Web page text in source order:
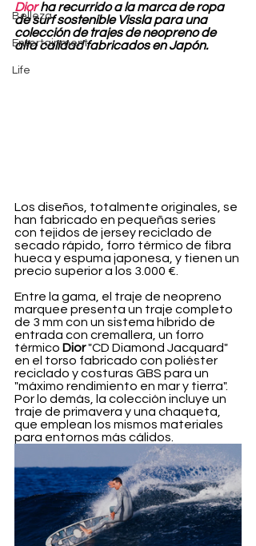
Belleza
Entertainment
Life
Dior ha recurrido a la marca de ropa
de surf sostenible Vissla para una
colección de trajes de neopreno de
alta calidad fabricados en Japón.
Los diseños, totalmente originales, se
han fabricado en pequeñas series
con tejidos de jersey reciclado de
secado rápido, forro térmico de fibra
hueca y espuma japonesa, y tienen un
precio superior a los 3.000 €.
Entre la gama, el traje de neopreno
marquee presenta un traje completo
de 3 mm con un sistema híbrido de
entrada con cremallera, un forro
térmico Dior "CD Diamond Jacquard"
en el torso fabricado con poliéster
reciclado y costuras GBS para un
"máximo rendimiento en mar y tierra".
Por lo demás, la colección incluye un
traje de primavera y una chaqueta,
que emplean los mismos materiales
para entornos más cálidos.